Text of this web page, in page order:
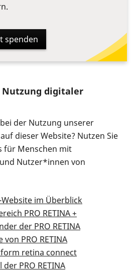
spenden
Nutzung digitaler
der Nutzung unserer
dieser Website? Nutzen Sie
für Menschen mit
Nutzer*innen von
Website im Überblick
PRO RETINA +
der PRO RETINA
PRO RETINA
retina connect
PRO RETINA